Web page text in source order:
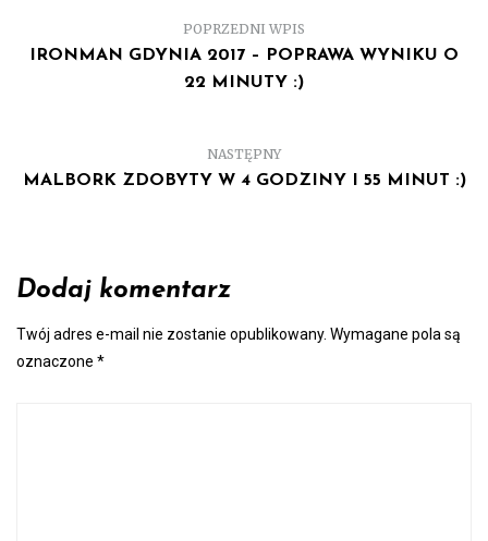
POPRZEDNI WPIS
IRONMAN GDYNIA 2017 – POPRAWA WYNIKU O
22 MINUTY :)
NASTĘPNY
MALBORK ZDOBYTY W 4 GODZINY I 55 MINUT :)
Dodaj komentarz
Twój adres e-mail nie zostanie opublikowany. Wymagane pola są
oznaczone *